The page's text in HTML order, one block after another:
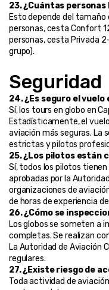
23. ¿Cuántas personas
Esto depende del
personas, cesta Confort
personas, cesta Privada
grupo).
Seguridad
24. ¿Es seguro el vuelo
Sí, los tours en globo en
Estadísticamente, el
aviación más seguras. La
estrictas y pilotos
25. ¿Los pilotos están
Sí, todos los pilotos
aprobadas por la
organizaciones de
de horas de experiencia
26. ¿Cómo se
Los globos se someten a
completas. Se realizan
La Autoridad de Aviación
regulares.
27. ¿Existe riesgo de
Toda actividad de